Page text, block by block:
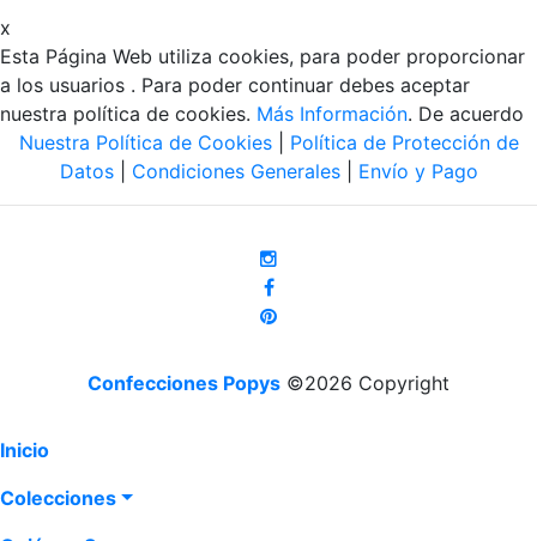
x
Esta Página Web utiliza cookies, para poder proporcionar
a los usuarios . Para poder continuar debes aceptar
nuestra política de cookies. Más Información. De acuerdo
Nuestra Política de Cookies| Política de Protección de
Datos| Condiciones Generales| Envío y Pago
Confecciones Popys ©2026 Copyright
Inicio(current)
Colecciones